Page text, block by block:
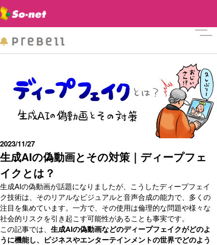
生成AIの偽動画とその対策｜ディープフェ
イクとは？
2023/11/27
生成AIの偽動画が話題になりましたが、こうしたディープフェイ
ク技術は、そのリアルなビジュアルと音声合成の能力で、多くの
注目を集めています。一方で、その使用は倫理的な問題や様々な
社会的リスクを引き起こす可能性があることも事実です。
この記事では、 生成AIの偽動画などのディープフェイクがどのよ
うに機能し、ビジネスやエンターテインメントの世界でどのよう